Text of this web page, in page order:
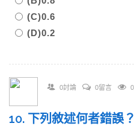
(C)0.6
(D)0.2
0討論 0留言
10. 下列敘述何者錯誤